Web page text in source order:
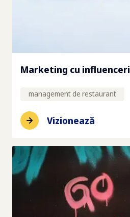
Marketing cu influenceri
management de restaurant
Vizionează